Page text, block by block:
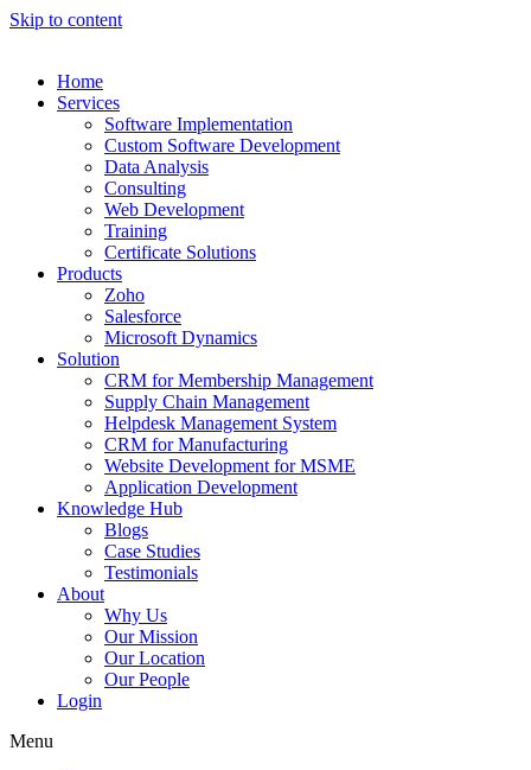
Skip to content
Home
Services
Software Implementation
Custom Software Development
Data Analysis
Consulting
Web Development
Training
Certificate Solutions
Products
Zoho
Salesforce
Microsoft Dynamics
Solution
CRM for Membership Management
Supply Chain Management
Helpdesk Management System
CRM for Manufacturing
Website Development for MSME
Application Development
Knowledge Hub
Blogs
Case Studies
Testimonials
About
Why Us
Our Mission
Our Location
Our People
Login
Menu